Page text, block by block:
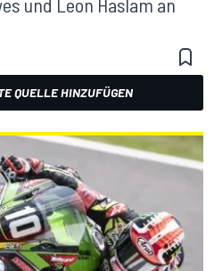
QUELLE HINZUFÜGEN